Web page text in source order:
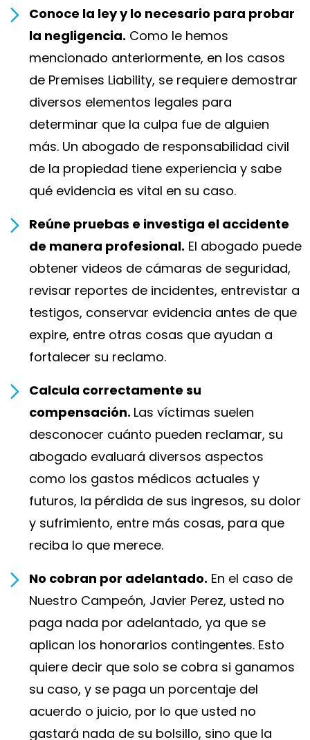
Conoce la ley y lo necesario para probar
la negligencia. Como le hemos
mencionado anteriormente, en los casos
de Premises Liability, se requiere demostrar
diversos elementos legales para
determinar que la culpa fue de alguien
más. Un abogado de responsabilidad civil
de la propiedad tiene experiencia y sabe
qué evidencia es vital en su caso.
Reúne pruebas e investiga el accidente
de manera profesional. El abogado puede
obtener videos de cámaras de seguridad,
revisar reportes de incidentes, entrevistar a
testigos, conservar evidencia antes de que
expire, entre otras cosas que ayudan a
fortalecer su reclamo.
Calcula correctamente su
compensación. Las víctimas suelen
desconocer cuánto pueden reclamar, su
abogado evaluará diversos aspectos
como los gastos médicos actuales y
futuros, la pérdida de sus ingresos, su dolor
y sufrimiento, entre más cosas, para que
reciba lo que merece.
No cobran por adelantado. En el caso de
Nuestro Campeón, Javier Perez, usted no
paga nada por adelantado, ya que se
aplican los honorarios contingentes. Esto
quiere decir que solo se cobra si ganamos
su caso, y se paga un porcentaje del
acuerdo o juicio, por lo que usted no
gastará nada de su bolsillo, sino que la